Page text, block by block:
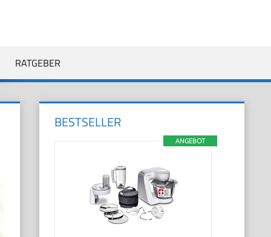
RATGEBER
BESTSELLER
ANGEBOT